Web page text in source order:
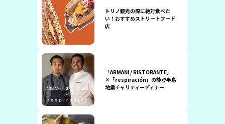
トリノ観光の際に絶対食べた
い！おすすめストリートフード
店
「ARMANI / RISTORANTE」
×「respiración」の能登半島
地震チャリティーディナー